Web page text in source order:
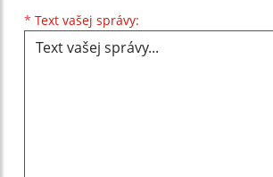
* Text vašej správy: